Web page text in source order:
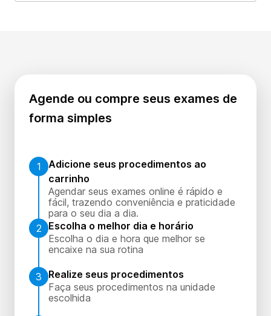
Agende ou compre seus exames de
forma simples
1
Adicione seus procedimentos ao
carrinho
Agendar seus exames online é rápido e
fácil, trazendo conveniência e praticidade
para o seu dia a dia.
2
Escolha o melhor dia e horário
Escolha o dia e hora que melhor se
encaixe na sua rotina
3
Realize seus procedimentos
Faça seus procedimentos na unidade
escolhida